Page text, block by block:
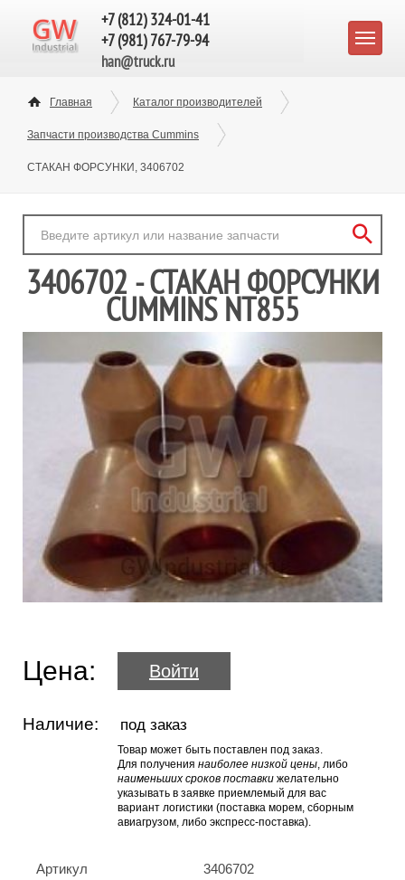
+7 (812) 324-01-41
+7 (981) 767-79-94
han@truck.ru
Главная Каталог производителей
Запчасти производства Cummins
СТАКАН ФОРСУНКИ, 3406702
3406702 - СТАКАН ФОРСУНКИ
CUMMINS NT855
Цена: Войти
Наличие: под заказ
Товар может быть поставлен под заказ.
Для получения наиболее низкой цены, либо
наименьших сроков поставки желательно
указывать в заявке приемлемый для вас
вариант логистики (поставка морем, сборным
авиагрузом, либо экспресс-поставка).
Артикул 3406702